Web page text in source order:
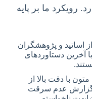
رویکرد ما بر پایه
اساتید و پژوهشگران
دستاوردهای
با دقت بالا از
گزارش عدم سرقت